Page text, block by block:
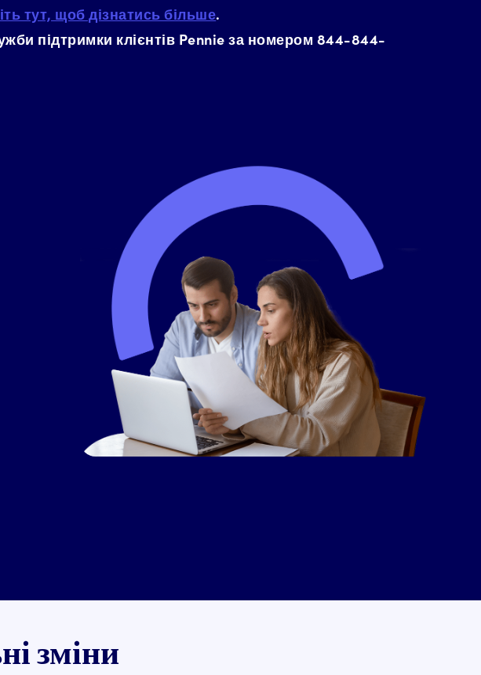
тут, щоб дізнатись більше.
підтримки клієнтів Pennie за номером 844-844-
зміни